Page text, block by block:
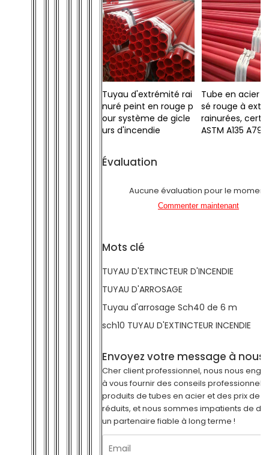
Tuyau d'extrémité rai
nuré peint en rouge p
our système de gicle
urs d'incendie
Tube en acier
sé rouge à
rainurées,
ASTM A135 A795
Évaluation
Aucune évaluation pour le moment
Commenter maintenant
Mots clé
TUYAU D'EXTINCTEUR D'INCENDIE
TUYAU D'ARROSAGE
Tuyau d'arrosage Sch40 de 6 m
sch10 TUYAU D'EXTINCTEUR INCENDIE
Envoyez votre message à nous
Cher client professionnel, nous nous
à vous fournir des conseils professionnels
produits de tubes en acier et des prix de
réduits, et nous sommes impatients de
un partenaire fiable à long terme !